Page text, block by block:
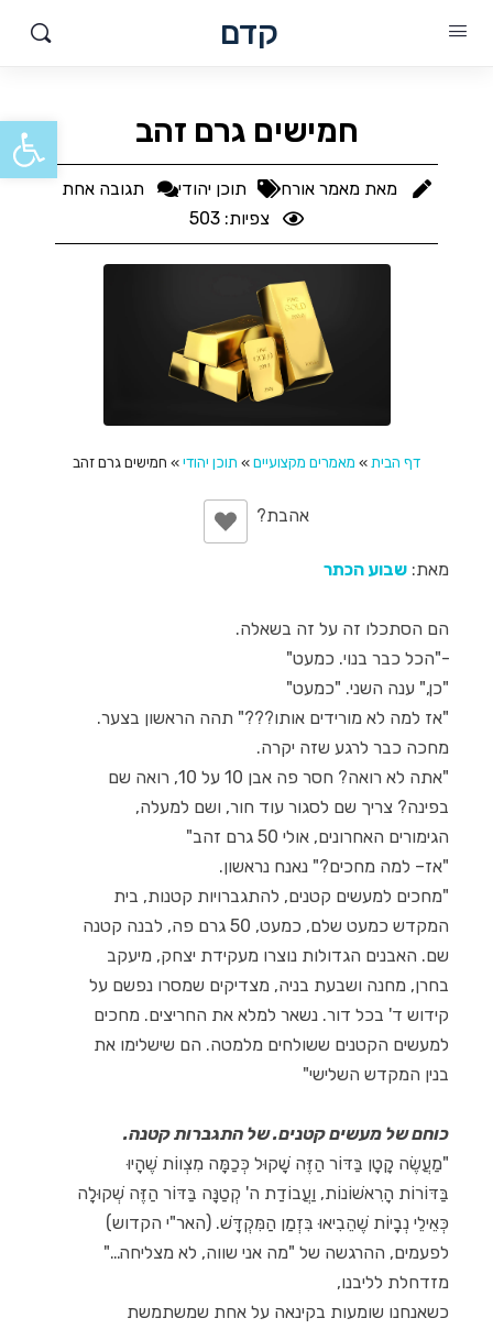
קדם
חמישים גרם זהב
מאת מאמר אורח תוכן יהודי
תגובה אחת
צפיות: 503
דף הבית » מאמרים מקצועיים» תוכן יהודי» חמישים גרם זהב
מאת: שבוע הכתר
הם הסתכלו זה על זה בשאלה.
-"הכל כבר בנוי. כמעט"
"כן," ענה השני. "כמעט"
"אז למה לא מורידים אותו???" תהה הראשון בצער.
מחכה כבר לרגע שזה יקרה.
"אתה לא רואה? חסר פה אבן 10 על 10, רואה שם
בפינה? צריך שם לסגור עוד חור, ושם למעלה,
הגימורים האחרונים, אולי 50 גרם זהב"
"אז– למה מחכים?" נאנח נראשון.
"מחכים למעשים קטנים, להתגברויות קטנות, בית
המקדש כמעט שלם, כמעט, 50 גרם פה, לבנה קטנה
שם. האבנים הגדולות נוצרו מעקידת יצחק, מיעקב
בחרן, מחנה ושבעת בניה, מצדיקים שמסרו נפשם על
קידוש ד' בכל דור. נשאר למלא את החריצים. מחכים
למעשים הקטנים ששולחים מלמטה. הם שישלימו את
בנין המקדש השלישי"
כוחם של מעשים קטנים. של התגברות קטנה.
"מַעֲשֶׂה קָטָן בַּדּוֹר הַזֶּה שָׁקוּל כְּכַמָּה מִצְווֹת שֶׁהָיוּ
בַּדּוֹרוֹת הָרִאשׁוֹנוֹת, וַעֲבוֹדַת ה' קְטַנָּה בַּדּוֹר הַזֶּה שְׁקוּלָה
כְּאֵילֵי נְבָיוֹת שֶׁהֵבִיאוּ בִּזְמַן הַמִּקְדָּשׁ. (האר"י הקדוש)
לפעמים, ההרגשה של "מה אני שווה, לא מצליחה…"
מזדחלת לליבנו,
כשאנחנו שומעות בקינאה על אחת שמשתמשת
פתח